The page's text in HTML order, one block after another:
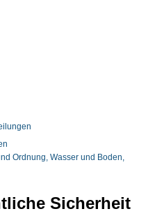
Ordnung, Wasser und Boden,
Sicherheit